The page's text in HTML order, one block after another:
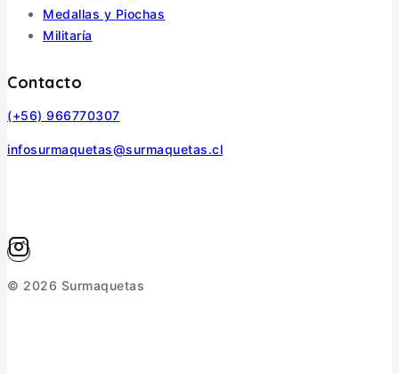
Medallas y Piochas
Militaría
Contacto
(+56) 966770307
infosurmaquetas@surmaquetas.cl
© 2026 Surmaquetas